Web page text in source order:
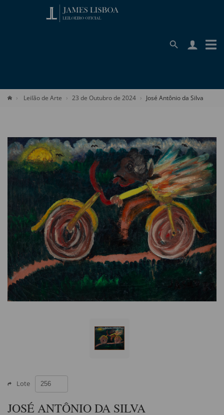
Leilão de Arte 23 de Outubro de 2024 José Antônio da Silva
Lote
JOSÉ ANTÔNIO DA SILVA